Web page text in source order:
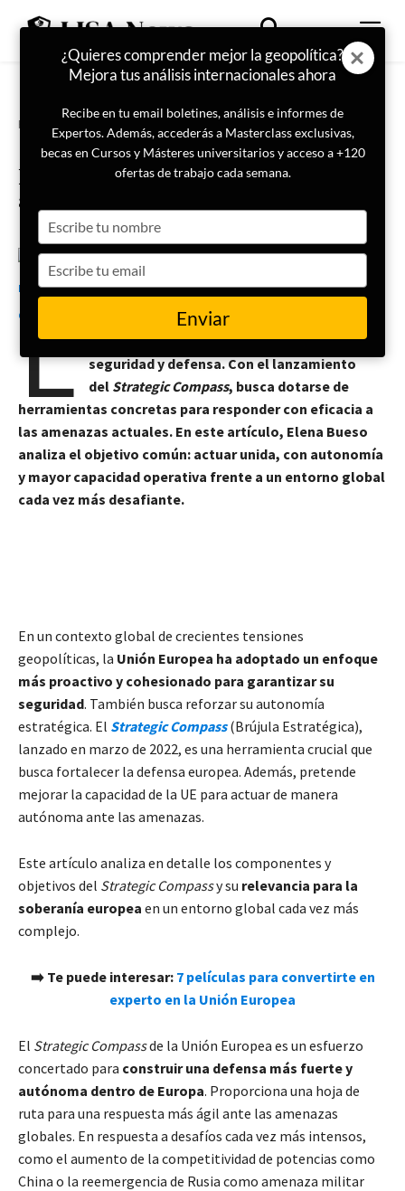
Portada
Strategic Compass de la Unión
Europea: hacia una defensa más
autónoma y eficaz
Elena Bueso Carrasco
L
a Unión Europea ha dado un paso decisivo
para fortalecer su papel en materia de
seguridad y defensa. Con el lanzamiento
del Strategic Compass, busca dotarse de
herramientas concretas para responder con eficacia a
las amenazas actuales. En este artículo, Elena Bueso
analiza el objetivo común: actuar unida, con autonomía
y mayor capacidad operativa frente a un entorno global
cada vez más desafiante.
En un contexto global de crecientes tensiones
geopolíticas, la Unión Europea ha adoptado un enfoque
más proactivo y cohesionado para garantizar su
seguridad. También busca reforzar su autonomía
estratégica. El Strategic Compass (Brújula Estratégica),
lanzado en marzo de 2022, es una herramienta crucial que
busca fortalecer la defensa europea. Además, pretende
mejorar la capacidad de la UE para actuar de manera
autónoma ante las amenazas.
Este artículo analiza en detalle los componentes y
objetivos del Strategic Compassy su relevancia para la
soberanía europea en un entorno global cada vez más
complejo.
➡️ Te puede interesar: 7 películas para convertirte en
experto en la Unión Europea
El Strategic Compassde la Unión Europea es un esfuerzo
concertado para construir una defensa más fuerte y
autónoma dentro de Europa. Proporciona una hoja de
ruta para una respuesta más ágil ante las amenazas
globales. En respuesta a desafíos cada vez más intensos,
como el aumento de la competitividad de potencias como
China o la reemergencia de Rusia como amenaza militar
¿Quieres comprender mejor la geopolítica?
Mejora tus análisis internacionales ahora
Recibe en tu email boletines, análisis e informes de
Expertos. Además, accederás a Masterclass exclusivas,
becas en Cursos y Másteres universitarios y acceso a +120
ofertas de trabajo cada semana.
your
name
your
email
Enviar